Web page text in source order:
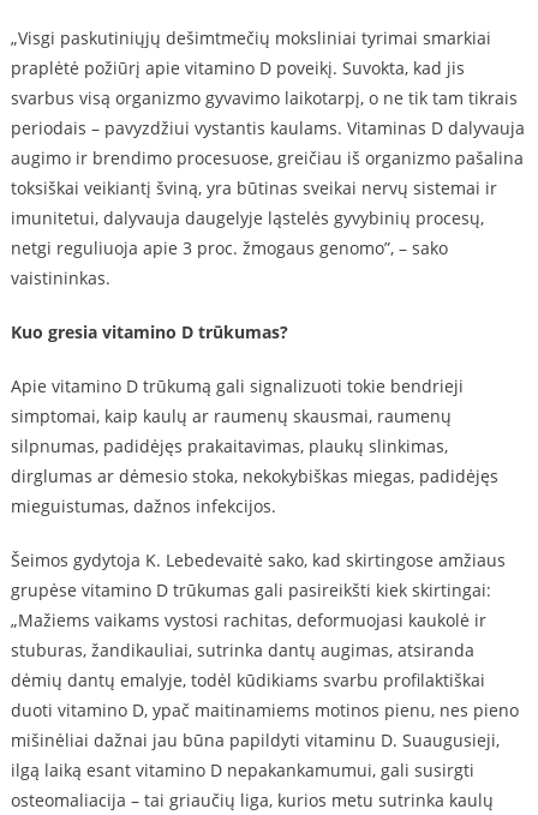
„Visgi paskutiniųjų dešimtmečių moksliniai tyrimai smarkiai
praplėtė požiūrį apie vitamino D poveikį. Suvokta, kad jis
svarbus visą organizmo gyvavimo laikotarpį, o ne tik tam tikrais
periodais – pavyzdžiui vystantis kaulams. Vitaminas D dalyvauja
augimo ir brendimo procesuose, greičiau iš organizmo pašalina
toksiškai veikiantį šviną, yra būtinas sveikai nervų sistemai ir
imunitetui, dalyvauja daugelyje ląstelės gyvybinių procesų,
netgi reguliuoja apie 3 proc. žmogaus genomo”, – sako
vaistininkas.
Kuo gresia vitamino D trūkumas?
Apie vitamino D trūkumą gali signalizuoti tokie bendrieji
simptomai, kaip kaulų ar raumenų skausmai, raumenų
silpnumas, padidėjęs prakaitavimas, plaukų slinkimas,
dirglumas ar dėmesio stoka, nekokybiškas miegas, padidėjęs
mieguistumas, dažnos infekcijos.
Šeimos gydytoja K. Lebedevaitė sako, kad skirtingose amžiaus
grupėse vitamino D trūkumas gali pasireikšti kiek skirtingai:
„Mažiems vaikams vystosi rachitas, deformuojasi kaukolė ir
stuburas, žandikauliai, sutrinka dantų augimas, atsiranda
dėmių dantų emalyje, todėl kūdikiams svarbu profilaktiškai
duoti vitamino D, ypač maitinamiems motinos pienu, nes pieno
mišinėliai dažnai jau būna papildyti vitaminu D. Suaugusieji,
ilgą laiką esant vitamino D nepakankamumui, gali susirgti
osteomaliacija – tai griaučių liga, kurios metu sutrinka kaulų